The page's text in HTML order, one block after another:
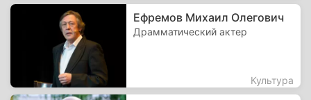
Ефремов Михаил Олегович
Драмматический актер
Культура